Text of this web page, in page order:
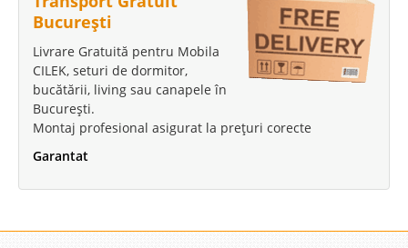
București
Livrare Gratuită pentru Mobila
CILEK, seturi de dormitor,
bucătării, living sau canapele în
București.
Montaj profesional asigurat la prețuri corecte
Garantat